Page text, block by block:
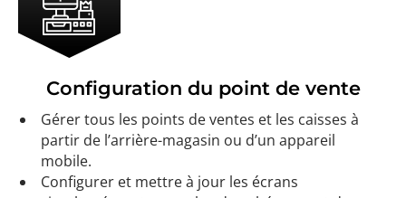
Configuration du point de vente
Gérer tous les points de ventes et les caisses à
partir de l’arrière-magasin ou d’un appareil
mobile.
Configurer et mettre à jour les écrans